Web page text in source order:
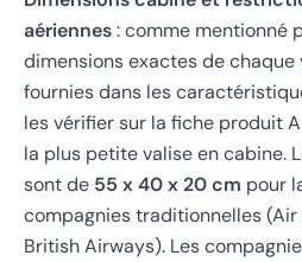
aériennes: comme mentionné
dimensions exactes de chaque
fournies dans les
les vérifier sur la fiche produit
la plus petite valise en cabine.
sont de 55 x 40 x 20 cm pour
compagnies traditionnelles (Air
British Airways). Les